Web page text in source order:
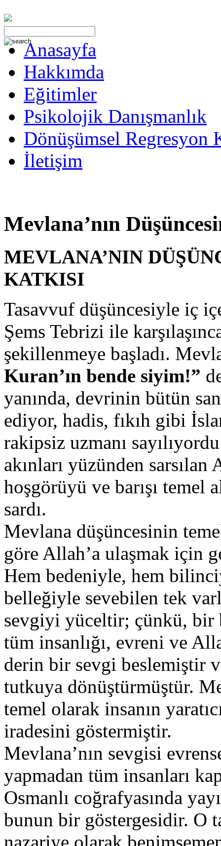
Anasayfa
Hakkımda
Eğitimler
Psikolojik Danışmanlık
Dönüşümsel Regresyon
İletişim
Mevlana’nın
MEVLANA’NIN
KATKISI
Tasavvuf düşüncesiyle iç
Şems Tebrizi ile
şekillenmeye başladı.
Kuran’ın bende siyim!”
yanında, devrinin bütün
ediyor, hadis, fıkıh gibi
rakipsiz uzmanı
akınları yüzünden sarsılan
hoşgörüyü ve barışı temel
sardı.
Mevlana düşüncesinin
göre Allah’a ulaşmak için
Hem bedeniyle, hem
belleğiyle sevebilen tek
sevgiyi yüceltir; çünkü, bir
tüm insanlığı, evreni ve
derin bir sevgi beslemiştir
tutkuya dönüştürmüştür.
temel olarak insanın
iradesini göstermiştir.
Mevlana’nın sevgisi
yapmadan tüm insanları
Osmanlı coğrafyasında
bunun bir göstergesidir. O
nazariye olarak